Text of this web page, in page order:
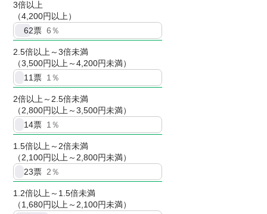
3倍以上
（4,200円以上）
62票 6％
2.5倍以上～3倍未満
（3,500円以上～4,200円未満）
11票 1％
2倍以上～2.5倍未満
（2,800円以上～3,500円未満）
14票 1％
1.5倍以上～2倍未満
（2,100円以上～2,800円未満）
23票 2％
1.2倍以上～1.5倍未満
（1,680円以上～2,100円未満）